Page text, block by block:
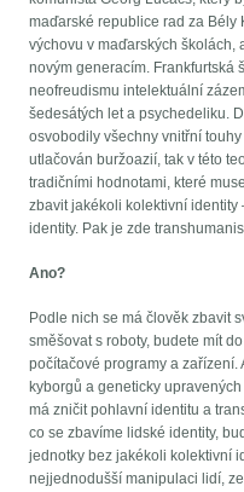
maďarské republice rad za Bély
výchovu v maďarských školách,
novým generacím. Frankfurtská
neofreudismu intelektuální
šedesátých let a psychedeliku.
osvobodily všechny vnitřní
utlačován buržoazií, tak v této
tradičními hodnotami, které
zbavit jakékoli kolektivní
identity. Pak je zde
Ano?
Podle nich se má člověk zbavit
směšovat s roboty, budete mít
počítačové programy a
kyborgů a geneticky
má zničit pohlavní identitu a
co se zbavíme lidské identity,
jednotky bez jakékoli kolektivní
nejjednodušší manipulaci lidí,